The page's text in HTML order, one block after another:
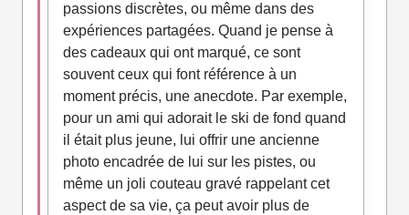
passions discrètes, ou même dans des
expériences partagées. Quand je pense à
des cadeaux qui ont marqué, ce sont
souvent ceux qui font référence à un
moment précis, une anecdote. Par exemple,
pour un ami qui adorait le ski de fond quand
il était plus jeune, lui offrir une ancienne
photo encadrée de lui sur les pistes, ou
même un joli couteau gravé rappelant cet
aspect de sa vie, ça peut avoir plus de